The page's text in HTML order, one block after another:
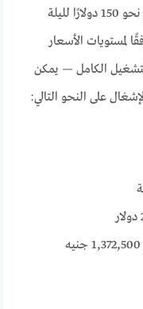
وبناءً على متوسط سعر إيجار تقديري يبلغ نحو 150 دولارًا لليلة
لمستويات الأسعار
الكامل — يمكن
على النحو التالي: